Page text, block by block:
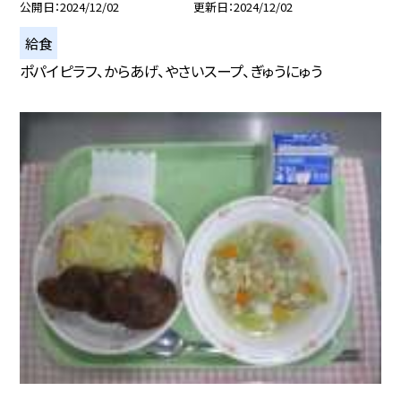
公開日 2024/12/02 更新日 2024/12/02
給食
ポパイピラフ、からあげ、やさいスープ、ぎゅうにゅう